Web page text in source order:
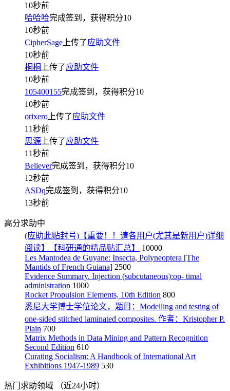
10秒前
哈哈哈完成签到，获得积分10
10秒前
CipherSage 上传了应助文件
10秒前
桐桐
上传了应助文件
10秒前
105400155完成签到，获得积分10
10秒前
orixero 上传了应助文件
11秒前
思源 上传了应助文件
11秒前
Believer完成签到，获得积分10
12秒前
ASDq完成签到，获得积分10
13秒前
高分求助中
(应助此贴封号)【重要！！请各用户(尤其是新用户)详细
阅读】【科研通的精品贴汇总】
10000
Les Mantodea de Guyane: Insecta, Polyneoptera [The
Mantids of French Guiana] 2500
Evidence Summary. Injection (subcutaneous):op- timal
administration 1000
Rocket Propulsion Elements, 10th Edition 800
悉尼大学博士学位论文，题目：Modelling and testing of
one-sided stitched laminated composites. 作者：Kristopher P.
Plain 700
Matrix Methods in Data Mining and Pattern Recognition
Second Edition 610
Curating Socialism: A Handbook of International Art
Exhibitions 1947-1989 530
热门求助领域
（近24小时）